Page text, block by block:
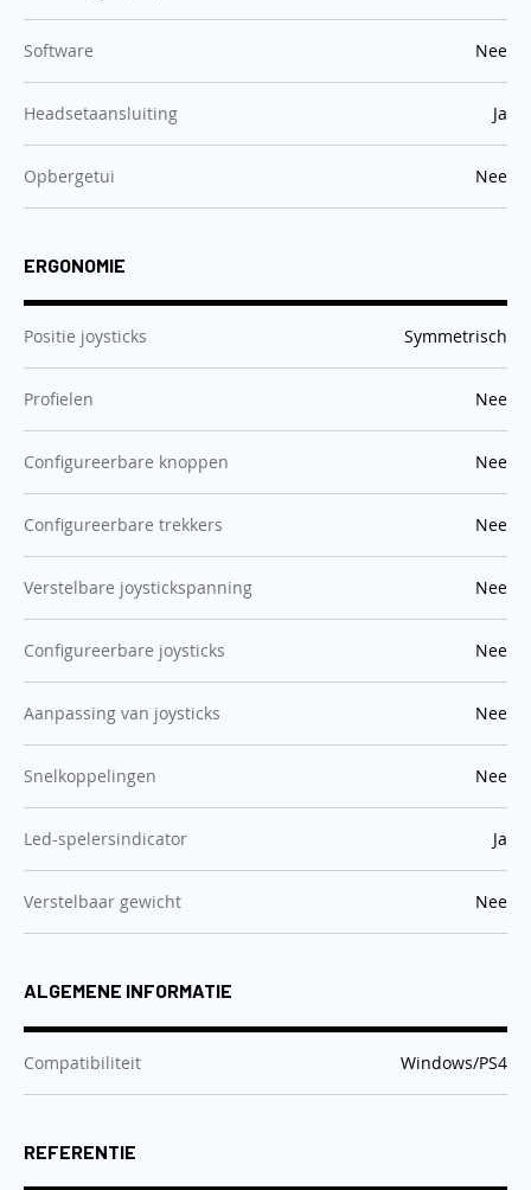
Software :Nee
Headsetaansluiting :Ja
Opbergetui :Nee
ERGONOMIE
Positie joysticks :Symmetrisch
Profielen :Nee
Configureerbare knoppen :Nee
Configureerbare trekkers :Nee
Verstelbare joystickspanning :Nee
Configureerbare joysticks :Nee
Aanpassing van joysticks :Nee
Snelkoppelingen :Nee
Led-spelersindicator :Ja
Verstelbaar gewicht :Nee
ALGEMENE INFORMATIE
Compatibiliteit :Windows/PS4
REFERENTIE